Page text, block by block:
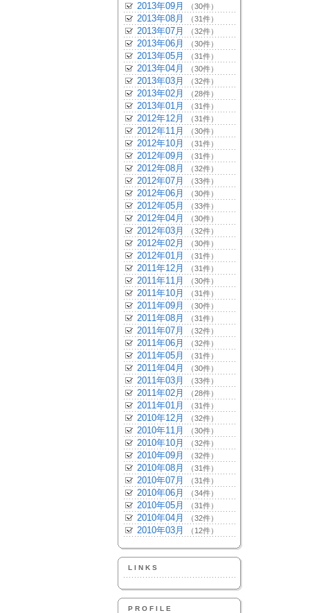
2013年09月 （30件）
2013年08月 （31件）
2013年07月 （32件）
2013年06月 （30件）
2013年05月 （31件）
2013年04月 （30件）
2013年03月 （32件）
2013年02月 （28件）
2013年01月 （31件）
2012年12月 （31件）
2012年11月 （30件）
2012年10月 （31件）
2012年09月 （31件）
2012年08月 （32件）
2012年07月 （33件）
2012年06月 （30件）
2012年05月 （33件）
2012年04月 （30件）
2012年03月 （32件）
2012年02月 （30件）
2012年01月 （31件）
2011年12月 （31件）
2011年11月 （30件）
2011年10月 （31件）
2011年09月 （30件）
2011年08月 （31件）
2011年07月 （32件）
2011年06月 （32件）
2011年05月 （31件）
2011年04月 （30件）
2011年03月 （33件）
2011年02月 （28件）
2011年01月 （31件）
2010年12月 （32件）
2010年11月 （30件）
2010年10月 （32件）
2010年09月 （32件）
2010年08月 （31件）
2010年07月 （31件）
2010年06月 （34件）
2010年05月 （31件）
2010年04月 （32件）
2010年03月 （12件）
LINKS
PROFILE